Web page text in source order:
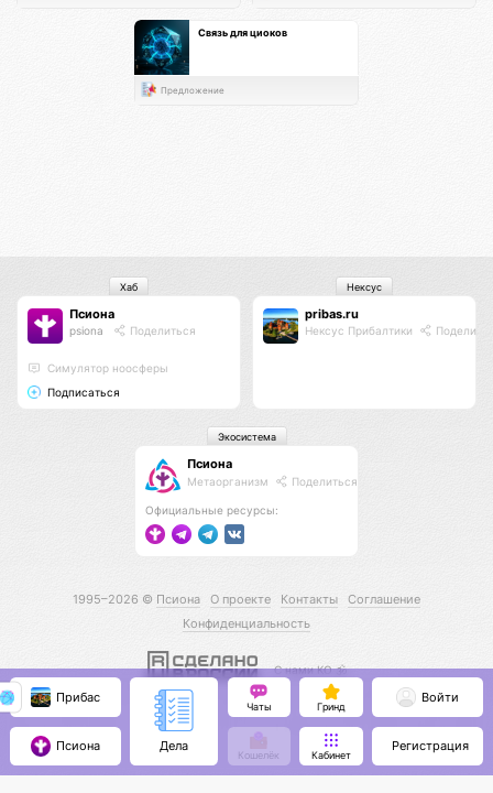
Связь для циоков
Предложение
Псиона
psiona Поделиться
Cимулятор ноосферы
Подписаться
Хаб
pribas.ru
Нексус Прибалтики
Нексус
Псиона
Метаорганизм Поделиться
Официальные ресурсы:
Экосистема
1995–2026 © Псиона О проекте Контакты
Соглашение
Конфиденциальность
С нами КО 🕉️
Прибас
Псиона Дела
Чаты Гринд
Кошелёк Кабинет
Войти
Регистрация